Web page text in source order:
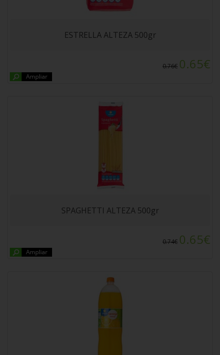
ESTRELLA ALTEZA 500gr
0.76€ 0.65€
SPAGHETTI ALTEZA 500gr
SPAGHETTI ALTEZA 500gr
0.74€ 0.65€
REFRESCO NARANJA ALTEZA Botella 2L